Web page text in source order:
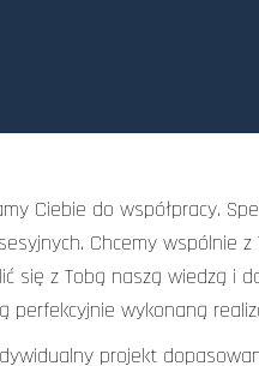
Ciebie do współpracy.
Chcemy wspólnie z
się z Tobą naszą wiedzą i
perfekcyjnie wykonaną
projekt